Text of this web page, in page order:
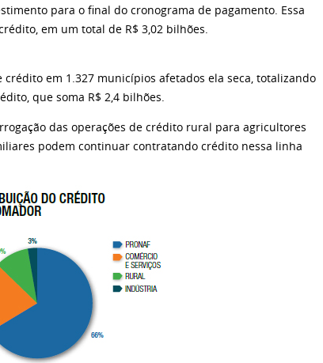
para o final do cronograma de pagamento. Essa
em um total de R$ 3,02 bilhões.
em 1.327 municípios afetados ela seca, totalizando
que soma R$ 2,4 bilhões.
das operações de crédito rural para agricultores
podem continuar contratando crédito nessa linha